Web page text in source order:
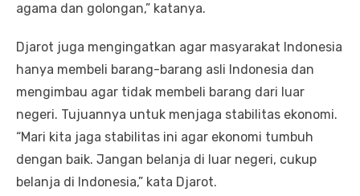
agama dan golongan,” katanya.
Djarot juga mengingatkan agar masyarakat Indonesia
hanya membeli barang-barang asli Indonesia dan
mengimbau agar tidak membeli barang dari luar
negeri. Tujuannya untuk menjaga stabilitas ekonomi.
“Mari kita jaga stabilitas ini agar ekonomi tumbuh
dengan baik. Jangan belanja di luar negeri, cukup
belanja di Indonesia,” kata Djarot.